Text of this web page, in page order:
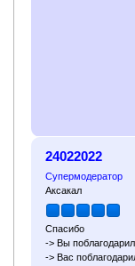
24022022
Супермодератор
Аксакал
Спасибо
-> Вы
-> Вас